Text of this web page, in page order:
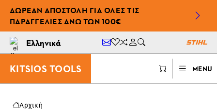
ΔΩΡΕΆΝ ΑΠΟΣΤΟΛΉ ΓΙΑ ΌΛΕΣ ΤΙΣ
ΠΑΡΑΓΓΕΛΊΕΣ ΆΝΩ ΤΩΝ 100€
Ελληνικά
KITSIOS TOOLS MENU
Αρχική